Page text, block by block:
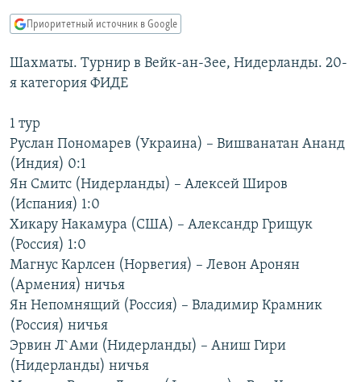
главной
навигации
Вернутся
IDEL.РЕАЛИИ
КАВКАЗ.РЕАЛИИ
СЕВЕР.РЕАЛИИ
СИБИРЬ.РЕАЛИИ
РАСПИСАНИЕ ВЕЩАНИЯ
ПОДПИШИТЕСЬ НА РАССЫЛКУ
СОЦИАЛЬНЫЕ СЕТИ
Все сайты РСЕ/РС
Приоритетный источник в Google
Шахматы. Турнир в Вейк-ан-Зее, Нидерланды. 20-
я категория ФИДЕ
1 тур
Руслан Пономарев (Украина) – Вишванатан Ананд
(Индия) 0:1
Ян Смитс (Нидерланды) – Алексей Широв
(Испания) 1:0
Хикару Накамура (США) – Александр Грищук
(Россия) 1:0
Магнус Карлсен (Норвегия) – Левон Аронян
(Армения) ничья
Ян Непомнящий (Россия) – Владимир Крамник
(Россия) ничья
Эрвин Л`Ами (Нидерланды) – Аниш Гири
(Нидерланды) ничья